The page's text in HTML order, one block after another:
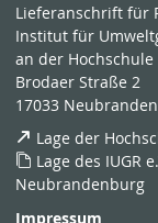
Lieferanschrift für
Institut für
an der
Brodaer Straße 2
17033
Lage der
Lage des IUGR
Neubrandenburg
Impressum